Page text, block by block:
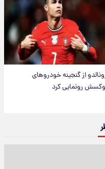
از گنجینه خودروهای
رونمایی کرد